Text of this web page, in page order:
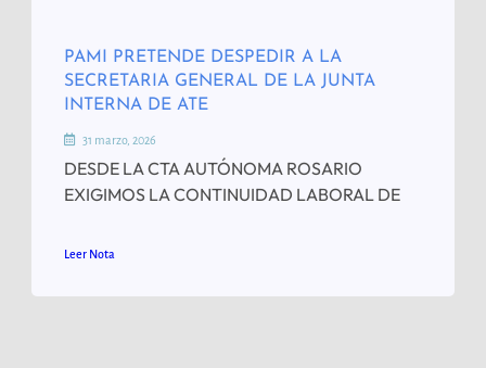
PAMI PRETENDE DESPEDIR A LA
SECRETARIA GENERAL DE LA JUNTA
INTERNA DE ATE
31 marzo, 2026
DESDE LA CTA AUTÓNOMA ROSARIO
EXIGIMOS LA CONTINUIDAD LABORAL DE
Leer Nota